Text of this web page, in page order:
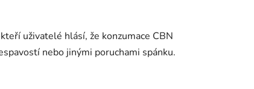
uživatelé hlásí, že konzumace CBN
nebo jinými poruchami spánku.